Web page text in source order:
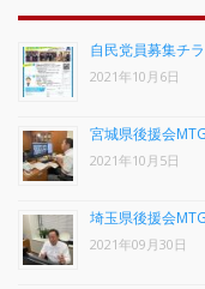
自民党員募集チ
2021年10月6日
宮城県後援会MTG
2021年10月5日
埼玉県後援会MTG
2021年09月30日